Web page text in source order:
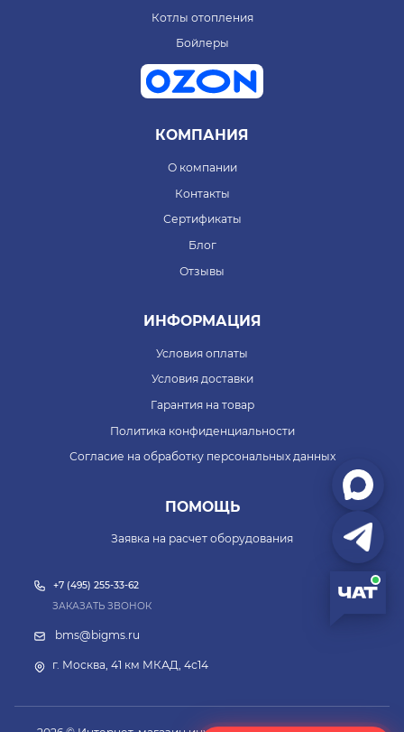
Котлы отопления
Бойлеры
КОМПАНИЯ
О компании
Контакты
Сертификаты
Блог
Отзывы
ИНФОРМАЦИЯ
Условия оплаты
Условия доставки
Гарантия на товар
Политика конфиденциальности
Согласие на обработку персональных данных
ПОМОЩЬ
Заявка на расчет оборудования
+7 (495) 255-33-62
ЗАКАЗАТЬ ЗВОНОК
bms@bigms.ru
г. Москва, 41 км МКАД, 4с14